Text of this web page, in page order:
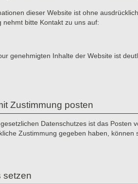
dieser Website ist ohne
nehmt bitte Kontakt zu uns auf:
genehmigten Inhalte der Website ist
Zustimmung posten
Datenschutzes ist das
Zustimmung gegeben haben,
setzen